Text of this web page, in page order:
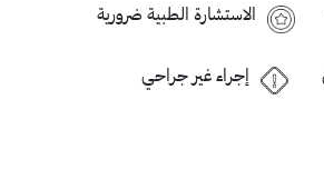
الاستشارة الطبية ضرورية
إجراء غير جراحي